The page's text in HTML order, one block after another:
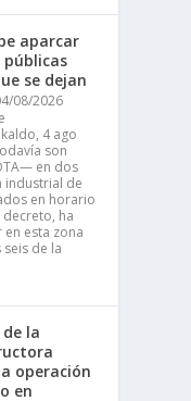
aparcar
públicas
se dejan
08/2026
4 ago
son
en dos
industrial de
en horario
ha
esta zona
de la
la
operación
en